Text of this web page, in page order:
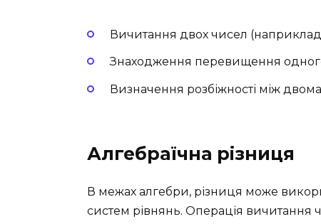
Вичитання двох чисел (наприклад,
Знаходження перевищення
Визначення розбіжності між
Алгебраїчна різниця
В межах алгебри, різниця може
систем рівнянь. Операція вичитання